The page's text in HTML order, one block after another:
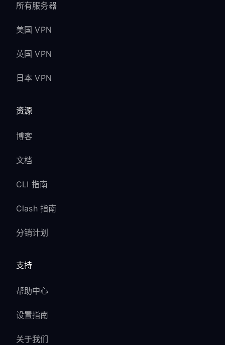
所有服务器
美国 VPN
英国 VPN
日本 VPN
资源
博客
文档
CLI 指南
Clash 指南
分销计划
支持
帮助中心
设置指南
关于我们